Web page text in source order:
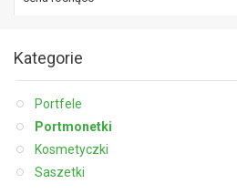
Kategorie
Portfele
Portmonetki
Kosmetyczki
Saszetki